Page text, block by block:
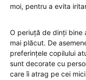
moi, pentru a evita
O periuță de dinți bine
mai plăcut. De
preferințele copilului
sunt decorate cu
care îi atrag pe cei